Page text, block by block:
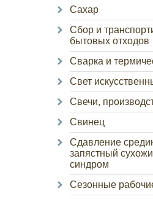
Сахар
Сбор и
бытовых отходов
Сварка и
Свет
Свечи,
Свинец
Сдавление
запястный
синдром
Сезонные